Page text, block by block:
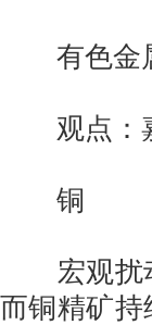
有色金
观点：嘉
铜
宏观扰动
而铜精矿